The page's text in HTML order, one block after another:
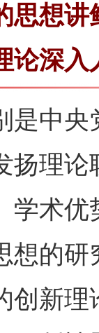
想讲
论深入
中央
扬理
学术
想的
创新